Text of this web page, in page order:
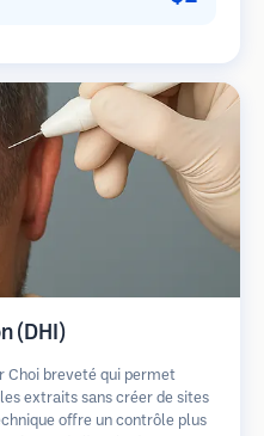
(DHI)
Choi breveté qui permet
extraits sans créer de sites
offre un contrôle plus